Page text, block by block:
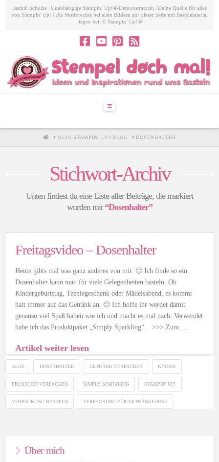
Jasmin Schulze | Unabhängige Stampin’ Up!®-Demonstratorin | Deine Quelle für alles
von Stampin' Up! | Die Motivrechte bei allen Bildern auf dieser Seite mit Bastelmaterial
liegen bei: © Stampin’ Up!®
Navigation
HOMEMEIN STAMPIN' UP!-BLOG DOSENHALTER
Stichwort-Archiv
Unten findest du eine Liste aller Beiträge, die markiert
wurden mit “Dosenhalter”
Freitagsvideo – Dosenhalter
Heute gibts mal was ganz anderes von mir. 🙂 Ich finde so ein
Dosenhalter kann man für viele Gelegenheiten basteln. Ob
Kindergeburtstag, Teeniegeschenk oder Mädelsabend, es kommt
halt immer auf das Getränk an. 🙂 Ich hoffe ihr werdet damit
genauso viel Spaß haben wie ich und macht es mal nach. Verwendet
habe ich das Produktpaket „Simply Sparkling“. >>> Zum …
Artikel weiter lesen
ALGE DOSENHALTER GETRÄNK VERPACKEN KNOSSI
PROSECCO VERPACKEN SIMPLY SPARKLING STAMPIN' UP!
VERPACKUNG BASTELN VERPACKUNG FÜR GETRÄNKEDOSE
Über mich